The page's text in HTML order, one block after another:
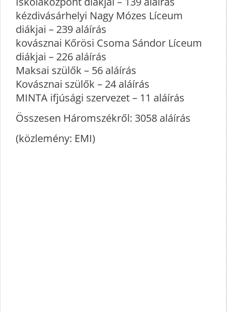
kézdivásárhelyi Nagy Mózes Líceum
diákjai – 239 aláírás
kovásznai Kőrösi Csoma Sándor Líceum
diákjai – 226 aláírás
Maksai szülők – 56 aláírás
Kovásznai szülők – 24 aláírás
MINTA ifjúsági szervezet – 11 aláírás
Összesen Háromszékről: 3058 aláírás
(közlemény: EMI)